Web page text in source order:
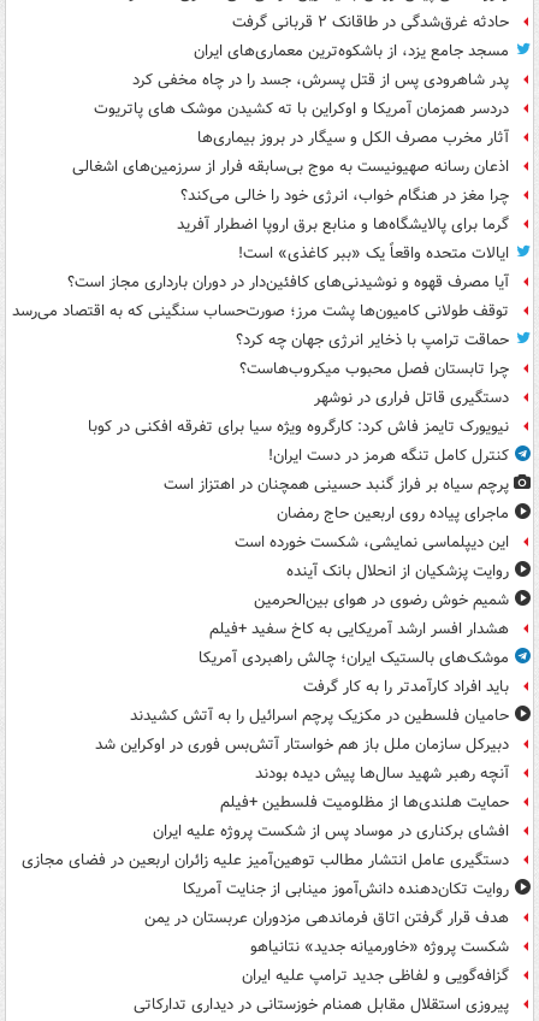
حادثه غرق‌شدگی در طاقانک ۲ قربانی گرفت
مسجد جامع یزد، از باشکوه‌ترین معماری‌های ایران
پدر شاهرودی پس از قتل پسرش، جسد را در چاه مخفی کرد
دردسر همزمان آمریکا و اوکراین با ته کشیدن موشک های پاتریوت
آثار مخرب مصرف الکل و سیگار در بروز بیماری‌ها
اذعان رسانه صهیونیست به موج بی‌سابقه فرار از سرزمین‌های اشغالی
چرا مغز در هنگام خواب، انرژی خود را خالی می‌کند؟
گرما برای پالایشگاه‌ها و منابع برق اروپا اضطرار آفرید
ایالات متحده واقعاً یک «ببر کاغذی» است!
آیا مصرف قهوه و نوشیدنی‌های کافئین‌دار در دوران بارداری مجاز است؟
توقف طولانی کامیون‌ها پشت مرز؛ صورت‌حساب سنگینی که به اقتصاد می‌رسد
حماقت ترامپ با ذخایر انرژی جهان چه کرد؟
چرا تابستان فصل محبوب میکروب‌هاست؟
دستگیری قاتل فراری در نوشهر
نیویورک تایمز فاش کرد: کارگروه ویژه سیا برای تفرقه افکنی در کوبا
کنترل کامل تنگه هرمز در دست ایران!
پرچم سیاه بر فراز گنبد حسینی همچنان در اهتزاز است
ماجرای پیاده روی اربعین حاج رمضان
این دیپلماسی نمایشی، شکست خورده است
روایت پزشکیان از انحلال بانک آینده
شمیم خوش رضوی در هوای بین‌الحرمین
هشدار افسر ارشد آمریکایی به کاخ سفید +فیلم
موشک‌های بالستیک ایران؛ چالش راهبردی آمریکا
باید افراد کارآمدتر را به کار گرفت
حامیان فلسطین در مکزیک پرچم اسرائیل را به آتش کشیدند
دبیرکل سازمان ملل باز هم خواستار آتش‌بس فوری در اوکراین شد
آنچه رهبر شهید سال‌ها پیش دیده بودند
حمایت هلندی‌ها از مظلومیت فلسطین +فیلم
افشای برکناری در موساد پس از شکست پروژه علیه ایران
دستگیری عامل انتشار مطالب توهین‌آمیز علیه زائران اربعین در فضای مجازی
روایت تکان‌دهنده دانش‌آموز مینابی از جنایت آمریکا
هدف قرار گرفتن اتاق‌ فرماندهی مزدوران عربستان در یمن
شکست پروژه «خاورمیانه جدید» نتانیاهو
گزافه‌گویی و لفاظی جدید ترامپ علیه ایران
پیروزی استقلال مقابل همنام خوزستانی در دیداری تدارکاتی